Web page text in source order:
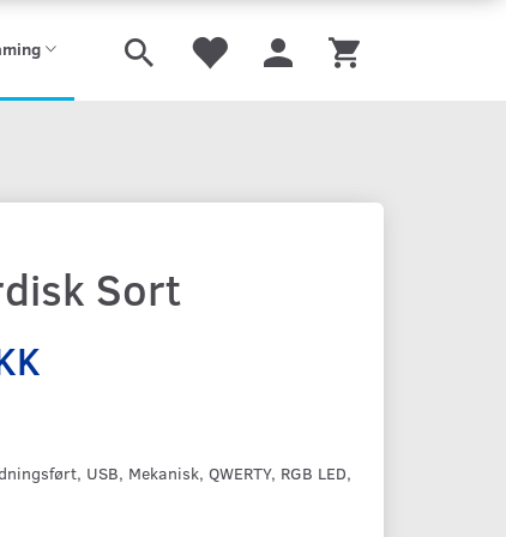
Sort
USB, Mekanisk, QWERTY, RGB LED,